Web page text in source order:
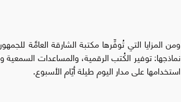
ومن المزايا التي تُوفِّرها مكتبة الشارقة العامَّة
نماذجها: توفير الكُتب الرقمية، والمساعدات السمعية
استخدامها على مدار اليوم طيلة أيّام الأسبوع.